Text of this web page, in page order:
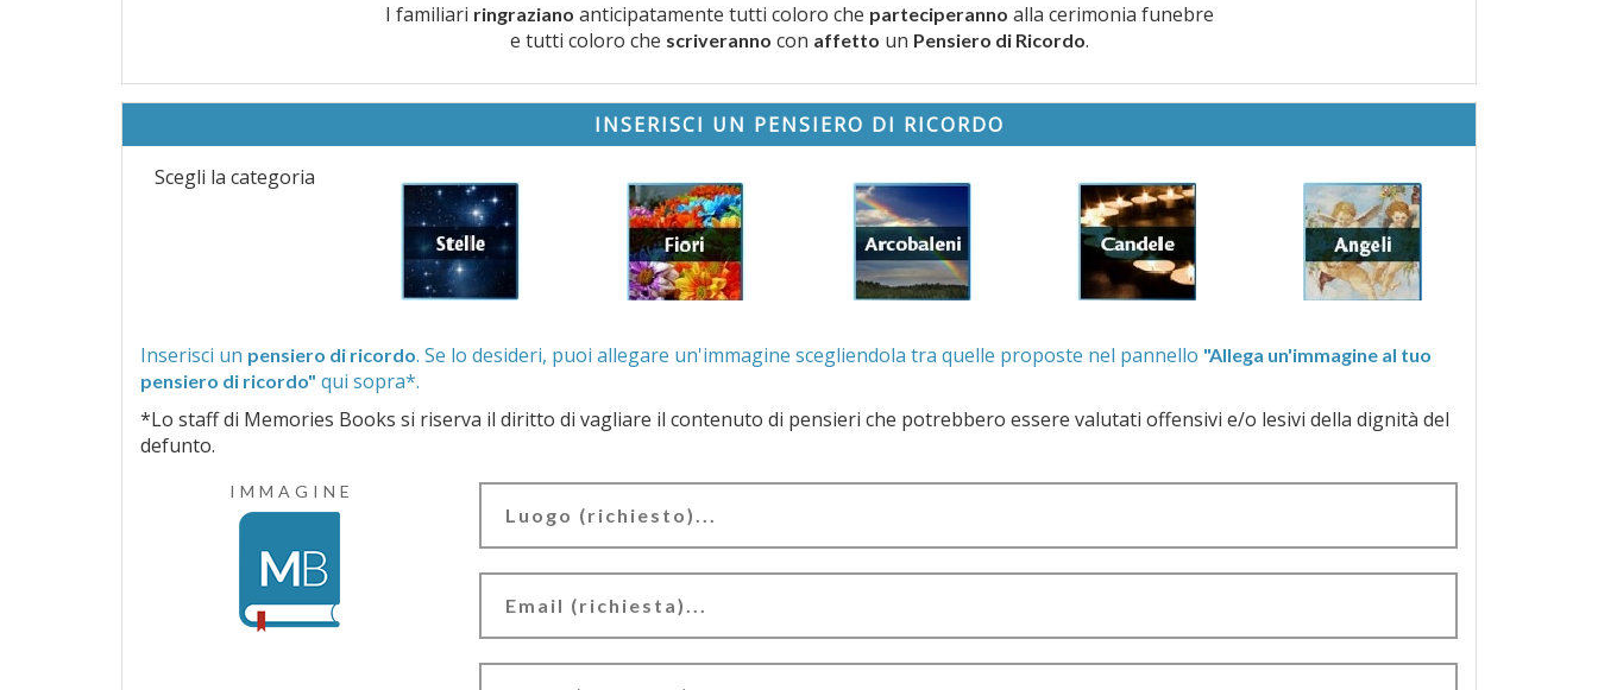
I familiari ringraziano anticipatamente tutti coloro che parteciperanno alla cerimonia funebre
e tutti coloro che scriveranno con affetto un Pensiero di Ricordo.
INSERISCI UN PENSIERO DI RICORDO
Scegli la categoria
Inserisci un pensiero di ricordo . Se lo desideri, puoi allegare un'immagine scegliendola tra quelle proposte nel pannello "Allega un'immagine al tuo
pensiero di ricordo" qui sopra*.
*Lo staff di Memories Books si riserva il diritto di vagliare il contenuto di pensieri che potrebbero essere valutati offensivi e/o lesivi della dignità del
defunto.
IMMAGINE